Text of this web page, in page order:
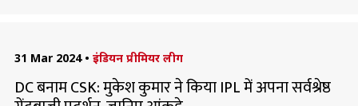
31 Mar 2024 • इंडियन प्रीमियर लीग
DC बनाम CSK: मुकेश कुमार ने किया IPL में अपना सर्वश्रेष्ठ